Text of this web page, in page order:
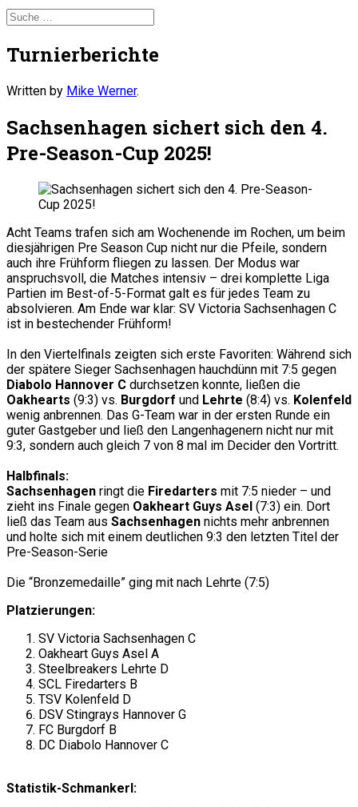
Turnierberichte
Written by Mike Werner.
Sachsenhagen sichert sich den 4.
Pre-Season-Cup 2025!
Acht Teams trafen sich am Wochenende im Rochen, um beim
diesjährigen Pre Season Cup nicht nur die Pfeile, sondern
auch ihre Frühform fliegen zu lassen. Der Modus war
anspruchsvoll, die Matches intensiv – drei komplette Liga
Partien im Best-of-5-Format galt es für jedes Team zu
absolvieren. Am Ende war klar: SV Victoria Sachsenhagen C
ist in bestechender Frühform!
In den Viertelfinals zeigten sich erste Favoriten: Während sich
der spätere Sieger Sachsenhagen hauchdünn mit 7:5 gegen
Diabolo Hannover C durchsetzen konnte, ließen die
Oakhearts (9:3) vs. Burgdorf und Lehrte (8:4) vs. Kolenfeld
wenig anbrennen. Das G-Team war in der ersten Runde ein
guter Gastgeber und ließ den Langenhagenern nicht nur mit
9:3, sondern auch gleich 7 von 8 mal im Decider den Vortritt.
Halbfinals:
Sachsenhagen ringt die Firedarters mit 7:5 nieder – und
zieht ins Finale gegen Oakheart Guys Asel (7:3) ein. Dort
ließ das Team aus Sachsenhagen nichts mehr anbrennen
und holte sich mit einem deutlichen 9:3 den letzten Titel der
Pre-Season-Serie
Die “Bronzemedaille” ging mit nach Lehrte (7:5)
Platzierungen:
SV Victoria Sachsenhagen C
Oakheart Guys Asel A
Steelbreakers Lehrte D
SCL Firedarters B
TSV Kolenfeld D
DSV Stingrays Hannover G
FC Burgdorf B
DC Diabolo Hannover C
Statistik-Schmankerl: